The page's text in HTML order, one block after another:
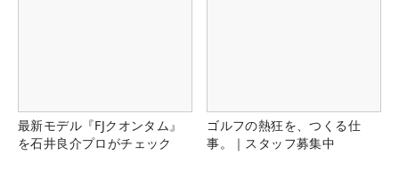
最新モデル『FJクオンタム』
を石井良介プロがチェック
ゴルフの熱狂を、つくる仕
事。｜スタッフ募集中